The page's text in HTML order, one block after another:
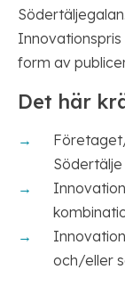
Innovationspris
form av
Det här
Södertälje
och/eller